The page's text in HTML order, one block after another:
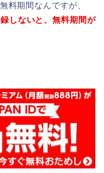
料期間なんですが、
しないと、無料期間が